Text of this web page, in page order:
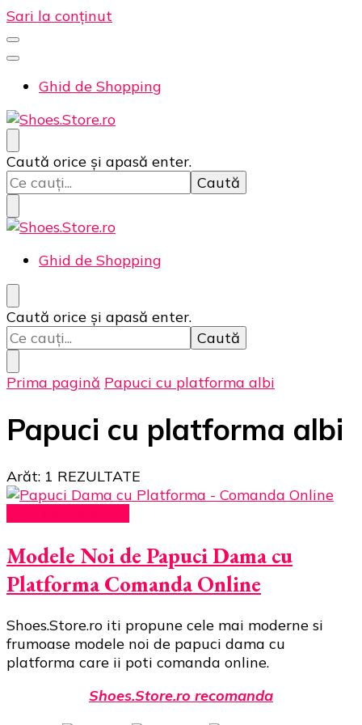
Sari la conținut
Ghid de Shopping
Shoes.Store.ro ❤️
Incaltaminte online la cele mai bune preturi. ❤️
Cauți
ceva?
Caută orice și apasă enter.
Shoes.Store.ro ❤️
Incaltaminte online la cele mai bune preturi. ❤️
Ghid de Shopping
Cauți
ceva?
Caută orice și apasă enter.
Prima pagină Papuci cu platforma albi
Papuci cu platforma albi
Arăt: 1 REZULTATE
Modele Noi de Papuci Dama cu
Platforma Comanda Online
Shoes.Store.ro iti propune cele mai moderne si
frumoase modele noi de papuci dama cu
platforma care ii poti comanda online.
Shoes.Store.ro recomanda